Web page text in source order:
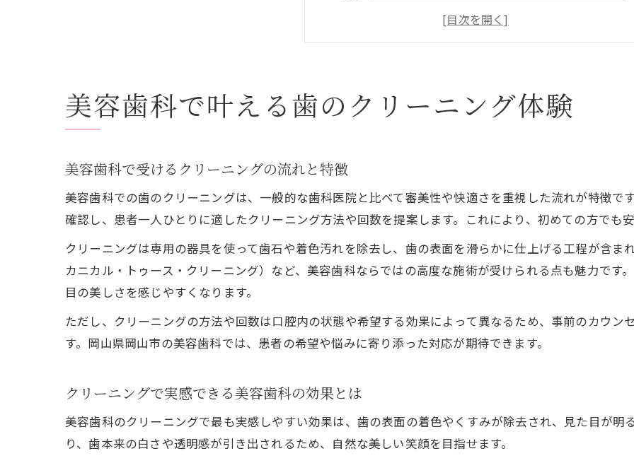
岡山市で安心できる美容歯科の選び方
歯石取りやPMTCを含む施術内容の解説
岡山市で歯のクリーニングを始めるポイント
美容歯科を選ぶ前に知るべき基礎知識
女性医師が在籍する美容歯科の安心感
ネット予約が便利なクリニックの選び方
気になる美容歯科の費用と効果を徹底解説
美容歯科クリーニングの平均費用と相場感
施術前後で変わる歯の美しさを実感しよう
予防歯科との費用比較で納得の選択を
安心して通える歯科選びのコツをご紹介
美容歯科を選ぶ際の信頼できる基準とは
女性医師や丁寧なカウンセリングの重要性
美容歯科で叶える歯のクリーニング体験
美容歯科で受けるクリーニングの流れと特徴
美容歯科での歯のクリーニングは、一般的な歯科医院と比べて審美性や快適さを重視した流れが特徴で
確認し、患者一人ひとりに適したクリーニング方法や回数を提案します。これにより、初めての方でも
クリーニングは専用の器具を使って歯石や着色汚れを除去し、歯の表面を滑らかに仕上げる工程が含ま
カニカル・トゥース・クリーニング）など、美容歯科ならではの高度な施術が受けられる点も魅力です
目の美しさを感じやすくなります。
ただし、クリーニングの方法や回数は口腔内の状態や希望する効果によって異なるため、事前のカウン
す。岡山県岡山市の美容歯科では、患者の希望や悩みに寄り添った対応が期待できます。
クリーニングで実感できる美容歯科の効果とは
美容歯科のクリーニングで最も実感しやすい効果は、歯の表面の着色やくすみが除去され、見た目が明
り、歯本来の白さや透明感が引き出されるため、自然な美しい笑顔を目指せます。